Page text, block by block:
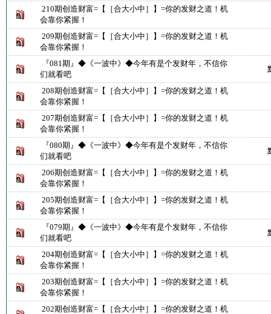
210期创造财富=【［合大小中］】=你的发财之道！机
会靠你紧握！
209期创造财富=【［合大小中］】=你的发财之道！机
会靠你紧握！
『081期』◆《一波中》◆今年有是个发财年，不信你
们就看吧
208期创造财富=【［合大小中］】=你的发财之道！机
会靠你紧握！
207期创造财富=【［合大小中］】=你的发财之道！机
会靠你紧握！
『080期』◆《一波中》◆今年有是个发财年，不信你
们就看吧
206期创造财富=【［合大小中］】=你的发财之道！机
会靠你紧握！
205期创造财富=【［合大小中］】=你的发财之道！机
会靠你紧握！
『079期』◆《一波中》◆今年有是个发财年，不信你
们就看吧
204期创造财富=【［合大小中］】=你的发财之道！机
会靠你紧握！
203期创造财富=【［合大小中］】=你的发财之道！机
会靠你紧握！
202期创造财富=【［合大小中］】=你的发财之道！机